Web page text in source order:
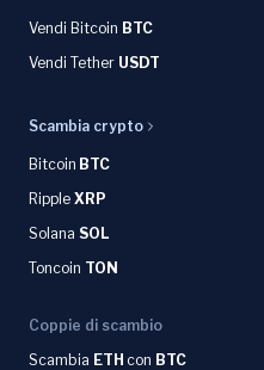
Vendi Bitcoin BTC
Vendi Tether USDT
Scambia crypto
Bitcoin BTC
Ripple XRP
Solana SOL
Toncoin TON
Coppie di scambio
Scambia ETH con BTC